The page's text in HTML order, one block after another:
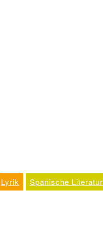
Lyrik Spanische Literatur